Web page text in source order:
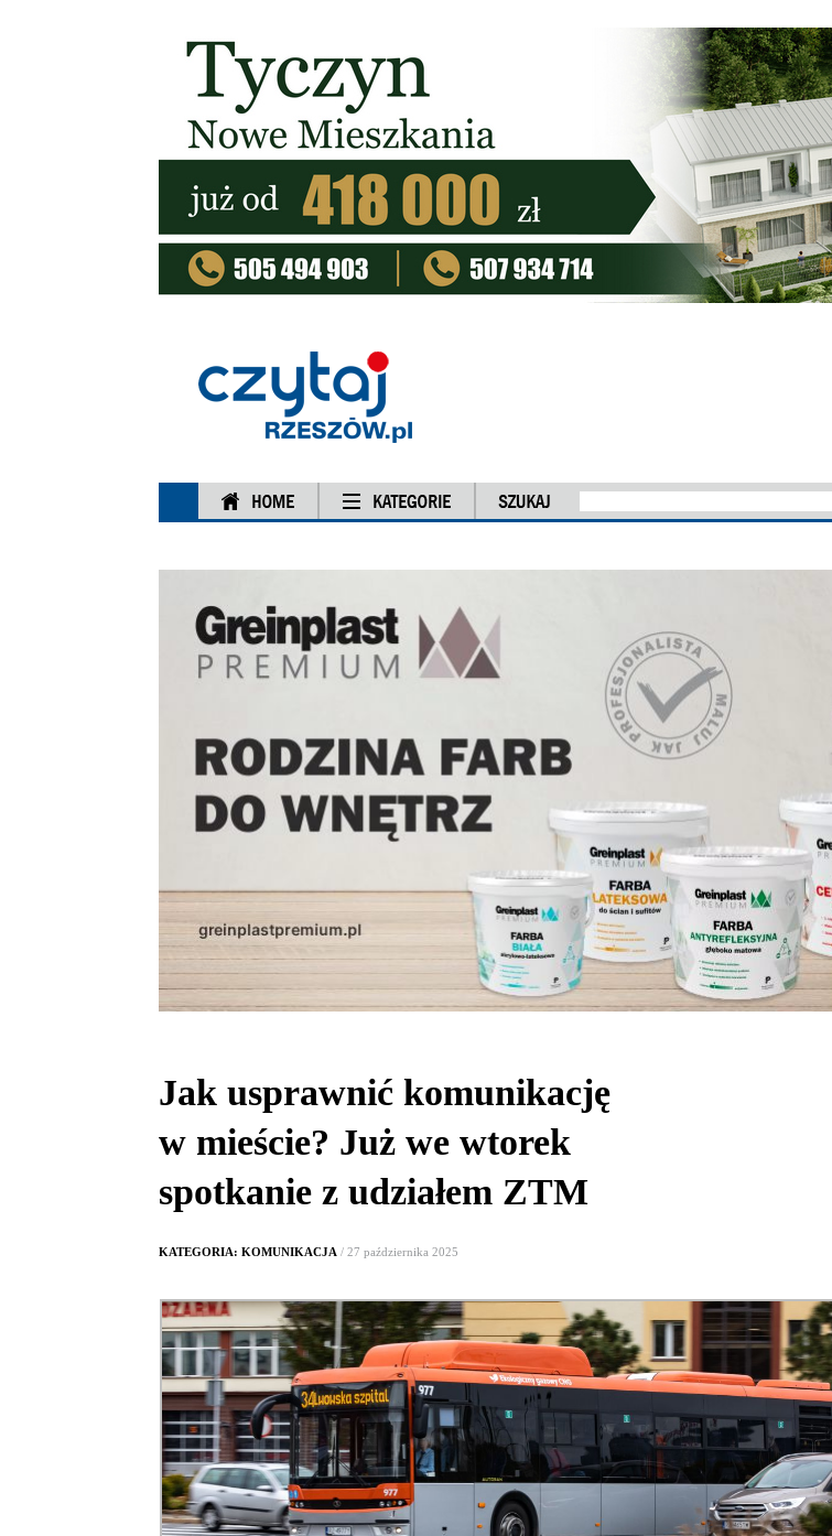
Jak usprawnić komunikację
w mieście? Już we wtorek
spotkanie z udziałem ZTM
KATEGORIA: KOMUNIKACJA / 27 października 2025